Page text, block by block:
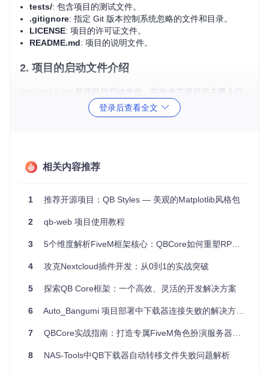
tests/: 包含项目的测试文件。
.gitignore: 指定 Git 版本控制系统忽略的文件和目录。
LICENSE: 项目的许可证文件。
README.md: 项目的说明文件。
2. 项目的启动文件介绍
src/main.py
是项目的启动文件。它包含了项目的主要入口
点，负责初始化配置和启动应用程序。
def
    config.init()
print
( "应用程序已启动"
if __name__ == "__main__" :
3. 项目的配置文件介绍
src/config.py
是项目的配置文件。它包含了项目的各种配
置选项，如数据库连接、日志级别等。
登录后查看全文
相关内容推荐
1 推荐开源项目：QB Styles — 美观的Matplotlib风格包
2 qb-web 项目使用教程
3 5个维度解析FiveM框架核心：QBCore如何重塑RP服务器开发
4 攻克Nextcloud插件开发：从0到1的实战突破
5 探索QB Core框架：一个高效、灵活的开发解决方案
6 Auto_Bangumi 项目部署中下载器连接失败的解决方案分析
7 QBCore实战指南：打造专属FiveM角色扮演服务器的终极框架
8 NAS-Tools中QB下载器自动转移文件失败问题解析